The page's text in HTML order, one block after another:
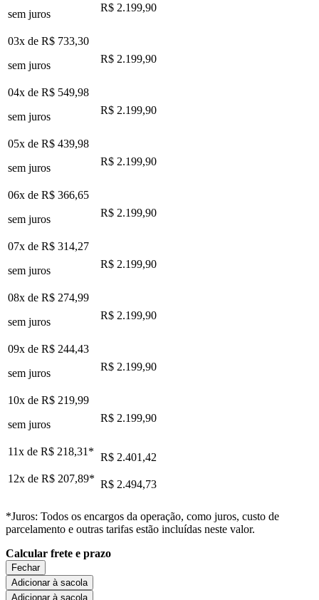
sem juros
R$ 2.199,90
03x de R$ 733,30
sem juros
R$ 2.199,90
04x de R$ 549,98
sem juros
R$ 2.199,90
05x de R$ 439,98
sem juros
R$ 2.199,90
06x de R$ 366,65
sem juros
R$ 2.199,90
07x de R$ 314,27
sem juros
R$ 2.199,90
08x de R$ 274,99
sem juros
R$ 2.199,90
09x de R$ 244,43
sem juros
R$ 2.199,90
10x de R$ 219,99
sem juros
R$ 2.199,90
11x de R$ 218,31 * R$ 2.401,42
12x de R$ 207,89* R$ 2.494,73
*Juros: Todos os encargos da operação, como juros, custo de
parcelamento e outras tarifas estão incluídas neste valor.
Calcular frete e prazo
Fechar
Adicionar à sacola
Adicionar à sacola